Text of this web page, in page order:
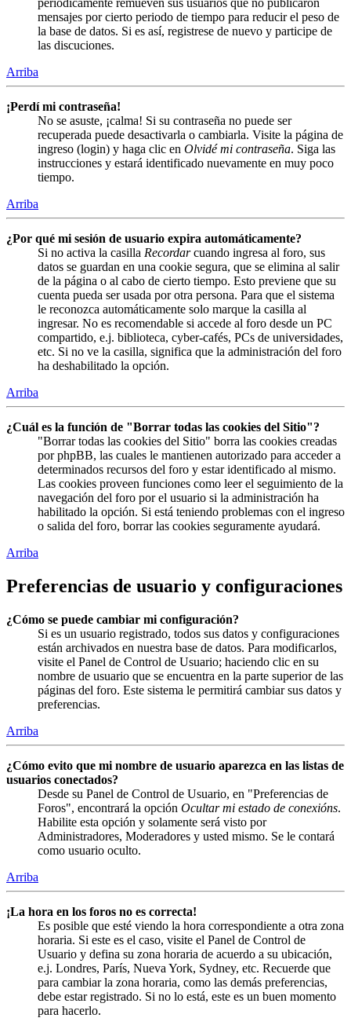
periódicamente remueven sus usuarios que no publicaron
mensajes por cierto periodo de tiempo para reducir el peso de
la base de datos. Si es así, registrese de nuevo y participe de
las discuciones.
Arriba
¡Perdí mi contraseña!
No se asuste, ¡calma! Si su contraseña no puede ser
recuperada puede desactivarla o cambiarla. Visite la página de
ingreso (login) y haga clic en Olvidé mi contraseña. Siga las
instrucciones y estará identificado nuevamente en muy poco
tiempo.
Arriba
¿Por qué mi sesión de usuario expira automáticamente?
Si no activa la casilla Recordarcuando ingresa al foro, sus
datos se guardan en una cookie segura, que se elimina al salir
de la página o al cabo de cierto tiempo. Esto previene que su
cuenta pueda ser usada por otra persona. Para que el sistema
le reconozca automáticamente solo marque la casilla al
ingresar. No es recomendable si accede al foro desde un PC
compartido, e.j. biblioteca, cyber-cafés, PCs de universidades,
etc. Si no ve la casilla, significa que la administración del foro
ha deshabilitado la opción.
Arriba
¿Cuál es la función de "Borrar todas las cookies del Sitio"?
"Borrar todas las cookies del Sitio" borra las cookies creadas
por phpBB, las cuales le mantienen autorizado para acceder a
determinados recursos del foro y estar identificado al mismo.
Las cookies proveen funciones como leer el seguimiento de la
navegación del foro por el usuario si la administración ha
habilitado la opción. Si está teniendo problemas con el ingreso
o salida del foro, borrar las cookies seguramente ayudará.
Arriba
Preferencias de usuario y configuraciones
¿Cómo se puede cambiar mi configuración?
Si es un usuario registrado, todos sus datos y configuraciones
están archivados en nuestra base de datos. Para modificarlos,
visite el Panel de Control de Usuario; haciendo clic en su
nombre de usuario que se encuentra en la parte superior de las
páginas del foro. Este sistema le permitirá cambiar sus datos y
preferencias.
Arriba
¿Cómo evito que mi nombre de usuario aparezca en las listas de
usuarios conectados?
Desde su Panel de Control de Usuario, en "Preferencias de
Foros", encontrará la opción Ocultar mi estado de conexións.
Habilite esta opción y solamente será visto por
Administradores, Moderadores y usted mismo. Se le contará
como usuario oculto.
Arriba
¡La hora en los foros no es correcta!
Es posible que esté viendo la hora correspondiente a otra zona
horaria. Si este es el caso, visite el Panel de Control de
Usuario y defina su zona horaria de acuerdo a su ubicación,
e.j. Londres, París, Nueva York, Sydney, etc. Recuerde que
para cambiar la zona horaria, como las demás preferencias,
debe estar registrado. Si no lo está, este es un buen momento
para hacerlo.